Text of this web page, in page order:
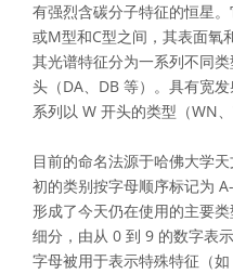
有强烈含碳分子特征的恒星
或M型和C型之间，其表面氧
其光谱特征分为一系列不同
头（DA、DB 等）。具有宽
系列以 W 开头的类型（WN、
目前的命名法源于哈佛大学
初的类别按字母顺序标记为
形成了今天仍在使用的主要
细分，由从 0 到 9 的数字表
字母被用于表示特殊特征（